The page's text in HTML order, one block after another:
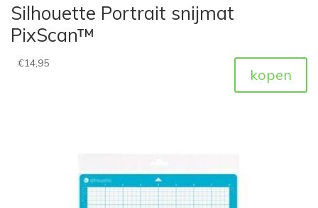
Silhouette Portrait snijmat
PixScan™
€14,95
kopen